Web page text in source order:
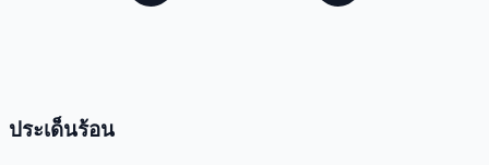
ประเด็นร้อน